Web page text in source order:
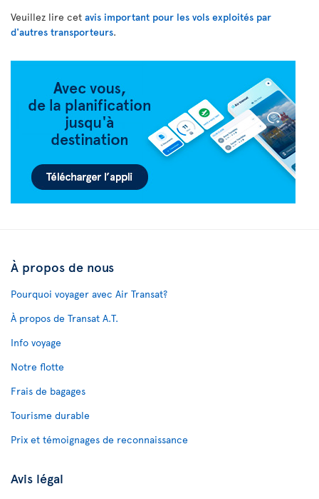
Veuillez lire cet avis important pour les vols exploités par
d'autres transporteurs.
À propos de nous
Pourquoi voyager avec Air Transat?
À propos de Transat A.T.
Info voyage
Notre flotte
Frais de bagages
Tourisme durable
Prix et témoignages de reconnaissance
Avis légal